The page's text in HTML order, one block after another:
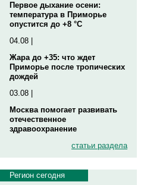
Первое дыхание осени:
температура в Приморье
опустится до +8 °C
04.08 |
Жара до +35: что ждет
Приморье после тропических
дождей
03.08 |
Москва помогает развивать
отечественное
здравоохранение
статьи раздела
Регион сегодня